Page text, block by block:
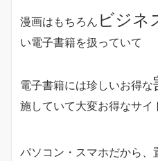
漫画はもちろん ビジネ
い電子書籍を扱っていて
電子書籍には珍しいお得な
施していて大変お得なサイ
パソコン・スマホだから